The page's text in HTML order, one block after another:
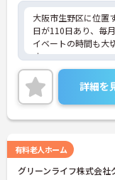
大阪市生野区に位置
日が110日あり、毎
イベートの時間も大
す。
福利厚生の充実や従
されており、スタッ
ています。
ご興味のある方には
に詳細をお話しいた
詳細を
有料老人ホーム
グリーンライフ株式会社